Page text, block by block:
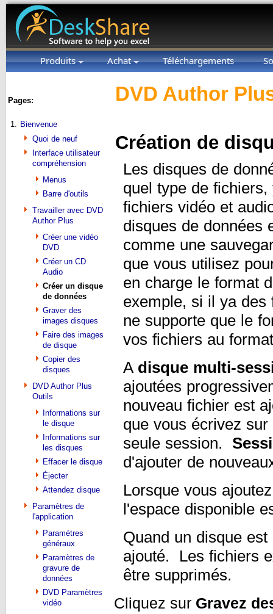
Produits Achat Téléchargements
Pages:
1. Bienvenue
Quoi de neuf
Interface utilisateur
compréhension
Menus
Barre d'outils
Travailler avec DVD
Author Plus
Créer une vidéo
DVD
Créer un CD
Audio
Créer un disque
de données
Graver des
images disques
Faire des images
de disque
Copier des
disques
DVD Author Plus
Outils
Informations sur
le disque
Informations sur
les disques
Effacer le disque
Éjecter
Attendez disque
Paramètres de
l'application
Paramètres
généraux
Paramètres de
gravure de
données
DVD Paramètres
vidéo
DVD Author
Création de
Les disques de
quel type de
fichiers vidéo et
disques de données
comme une
que vous utilisez
en charge le format
exemple, si il ya
ne supporte que le
vos fichiers au
A disque multi-
ajoutées
nouveau fichier est
que vous écrivez
seule session.
d'ajouter de
Lorsque vous
l'espace disponible
Quand un disque
ajouté. Les fichiers
être supprimés.
Cliquez sur Gravez